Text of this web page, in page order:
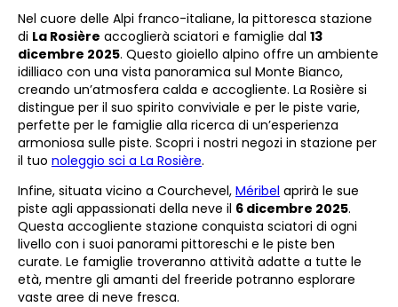
Nel cuore delle Alpi franco-italiane, la pittoresca stazione
di La Rosière accoglierà sciatori e famiglie dal 13
dicembre 2025. Questo gioiello alpino offre un ambiente
idilliaco con una vista panoramica sul Monte Bianco,
creando un’atmosfera calda e accogliente. La Rosière si
distingue per il suo spirito conviviale e per le piste varie,
perfette per le famiglie alla ricerca di un’esperienza
armoniosa sulle piste. Scopri i nostri negozi in stazione per
il tuo noleggio sci a La Rosière.
Infine, situata vicino a Courchevel, Méribel aprirà le sue
piste agli appassionati della neve il 6 dicembre 2025.
Questa accogliente stazione conquista sciatori di ogni
livello con i suoi panorami pittoreschi e le piste ben
curate. Le famiglie troveranno attività adatte a tutte le
età, mentre gli amanti del freeride potranno esplorare
vaste aree di neve fresca.